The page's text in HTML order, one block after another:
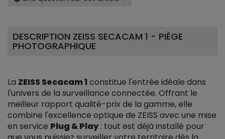
DESCRIPTION ZEISS SECACAM 1 - PIÈGE
PHOTOGRAPHIQUE
La ZEISS Secacam 1 constitue l'entrée idéale dans
l'univers de la surveillance connectée. Offrant le
meilleur rapport qualité-prix de la gamme, elle
combine l'excellence optique de ZEISS avec une mise
en service Plug & Play: tout est déjà installé pour